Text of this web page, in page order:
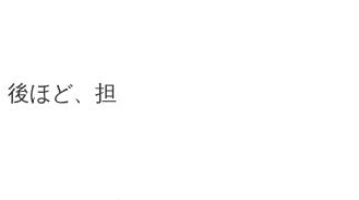
ほど、担